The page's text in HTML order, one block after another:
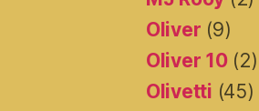
Oliver (9)
Oliver 10(2)
Olivetti (45)